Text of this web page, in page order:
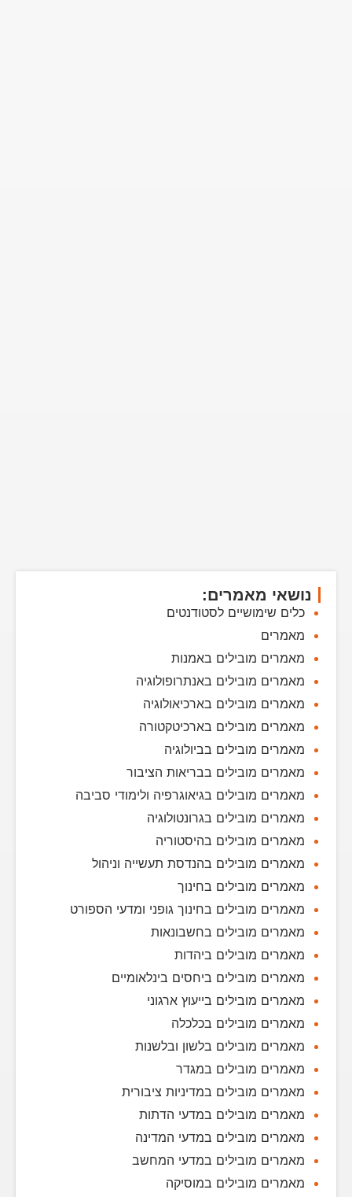
נושאי מאמרים:
כלים שימושיים לסטודנטים
מאמרים
מאמרים מובילים באמנות
מאמרים מובילים באנתרופולוגיה
מאמרים מובילים בארכיאולוגיה
מאמרים מובילים בארכיטקטורה
מאמרים מובילים בביולוגיה
מאמרים מובילים בבריאות הציבור
מאמרים מובילים בגיאוגרפיה ולימודי סביבה
מאמרים מובילים בגרונטולוגיה
מאמרים מובילים בהיסטוריה
מאמרים מובילים בהנדסת תעשייה וניהול
מאמרים מובילים בחינוך
מאמרים מובילים בחינוך גופני ומדעי הספורט
מאמרים מובילים בחשבונאות
מאמרים מובילים ביהדות
מאמרים מובילים ביחסים בינלאומיים
מאמרים מובילים בייעוץ ארגוני
מאמרים מובילים בכלכלה
מאמרים מובילים בלשון ובלשנות
מאמרים מובילים במגדר
מאמרים מובילים במדיניות ציבורית
מאמרים מובילים במדעי הדתות
מאמרים מובילים במדעי המדינה
מאמרים מובילים במדעי המחשב
מאמרים מובילים במוסיקה